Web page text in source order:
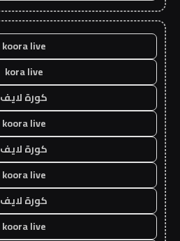
koora live
kora live
كورة لايف
koora live
كورة لايف
koora live
كورة لايف
koora live